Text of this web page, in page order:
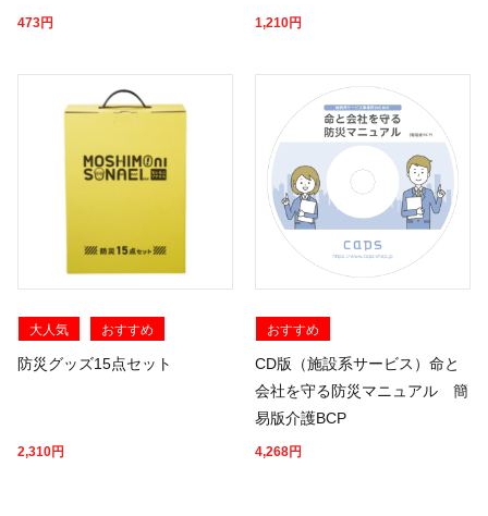
473円 1,210円
大人気 おすすめ
防災グッズ15点セット
2,310円
おすすめ
CD版（施設系サービス）命と
会社を守る防災マニュアル 簡
易版介護BCP
4,268円